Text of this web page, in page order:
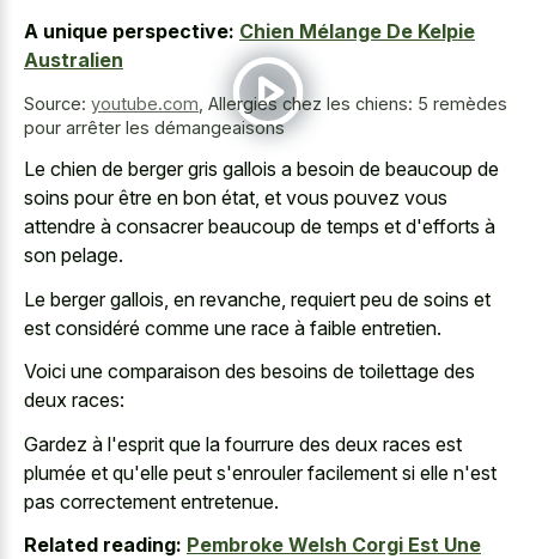
A unique perspective: Chien Mélange De Kelpie
Australien
Source: youtube.com Allergies chez les chiens: 5 remèdes
pour arrêter les démangeaisons
Le chien de berger gris gallois a besoin de beaucoup de
soins pour être en bon état, et vous pouvez vous
attendre à consacrer beaucoup de temps et d'efforts à
son pelage.
Le berger gallois, en revanche, requiert peu de soins et
est considéré comme une race à faible entretien.
Voici une comparaison des besoins de toilettage des
deux races:
Gardez à l'esprit que la fourrure des deux races est
plumée et qu'elle peut s'enrouler facilement si elle n'est
pas correctement entretenue.
Related reading: Pembroke Welsh Corgi Est Une